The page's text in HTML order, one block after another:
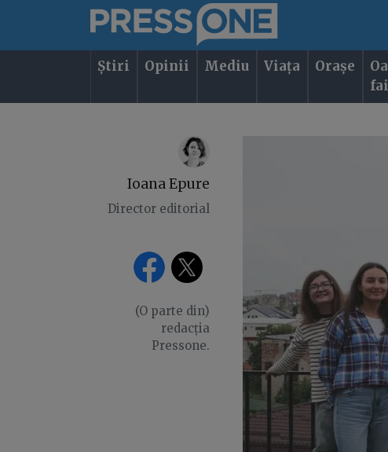
Știri Opinii Mediu Viața Orașe
Ioana Epure
Director editorial
(O parte din)
redacția
Pressone.